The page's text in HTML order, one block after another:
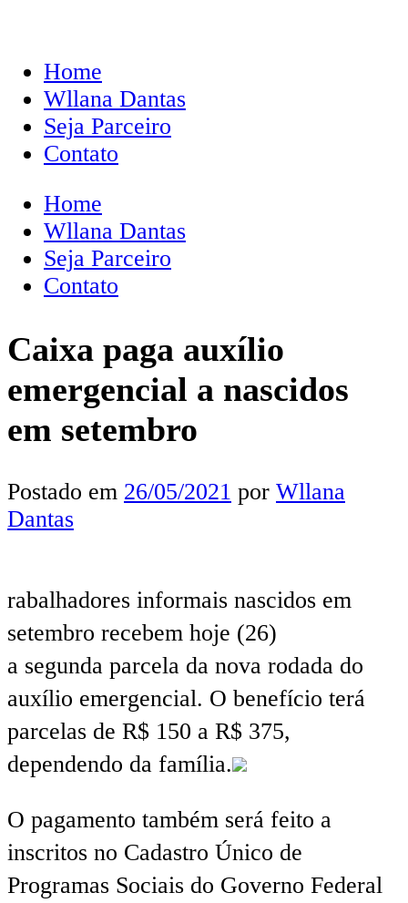
Home
Wllana Dantas
Seja Parceiro
Contato
Home
Wllana Dantas
Seja Parceiro
Contato
Caixa paga auxílio
emergencial a nascidos
em setembro
Postado em 26/05/2021 por Wllana
Dantas
rabalhadores informais nascidos em
setembro recebem hoje (26)
a segunda parcela da nova rodada do
auxílio emergencial. O benefício terá
parcelas de R$ 150 a R$ 375,
dependendo da família.
O pagamento também será feito a
inscritos no Cadastro Único de
Programas Sociais do Governo Federal